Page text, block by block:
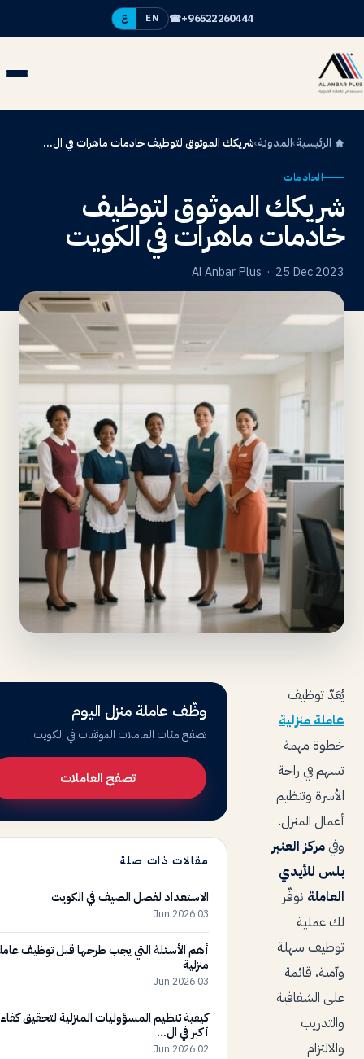
☎+96522260444
EN ع
الرئيسية›المدونة›شريكك الموثوق لتوظيف خادمات ماهرات في ال...
الخادمات
شريكك الموثوق لتوظيف
خادمات ماهرات في الكويت
Al Anbar Plus · 25 Dec 2023
يُعَدّ توظيف
عاملة منزلية
خطوة مهمة
تسهم في راحة
الأسرة وتنظيم
أعمال المنزل.
وفيمركز العنبر
بلس للأيدي
العاملة نوفّر
لك عملية
توظيف سهلة
وآمنة، قائمة
على الشفافية
والتدريب
والالتزام
وظّف عاملة منزل اليوم
تصفح مئات العاملات الموثقات في الكويت.
تصفح العاملات
مقالات ذات صلة
الاستعداد لفصل الصيف في الكويت
03 Jun 2026
أهم الأسئلة التي يجب طرحها قبل توظيف
منزلية
03 Jun 2026
كيفية تنظيم المسؤوليات المنزلية لتحقيق
أكبر في ال...
02 Jun 2026